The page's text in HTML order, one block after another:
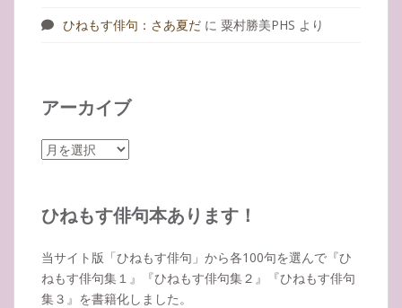
ひねもす俳句：さあ夏だ に 粟村勝美PHS より
アーカイブ
ア
イ
ひねもす俳句本あります！
当サイト版「ひねもす俳句」から各100句を選んで『ひ
ねもす俳句集１』『ひねもす俳句集２』『ひねもす俳句
集３』を書籍化しました。